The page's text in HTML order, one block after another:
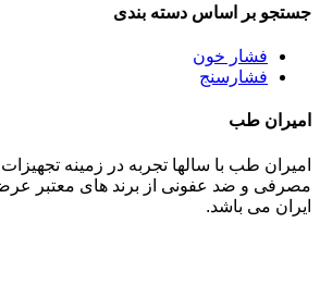
جستجو بر اساس دسته بندی
فشار خون
فشارسنج
امیران طب
امیران طب با سالها تجربه در زمینه
مصرفی و ضد عفونی از برند های معتبر
ایران می باشد.